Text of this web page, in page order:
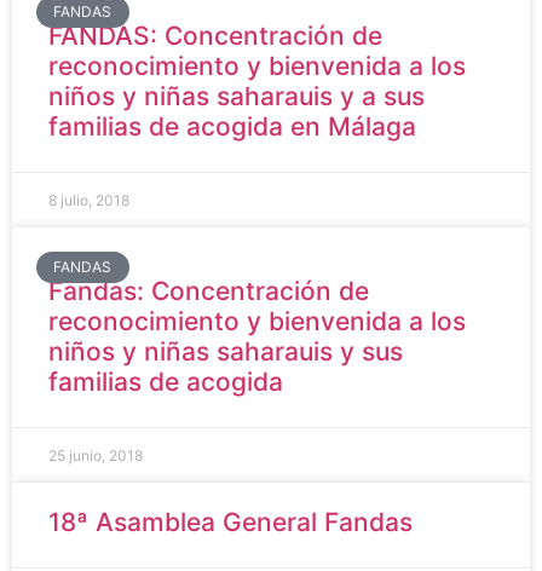
FANDAS
FANDAS: Concentración de
reconocimiento y bienvenida a los
niños y niñas saharauis y a sus
familias de acogida en Málaga
8 julio, 2018
FANDAS
Fandas: Concentración de
reconocimiento y bienvenida a los
niños y niñas saharauis y sus
familias de acogida
25 junio, 2018
18ª Asamblea General Fandas